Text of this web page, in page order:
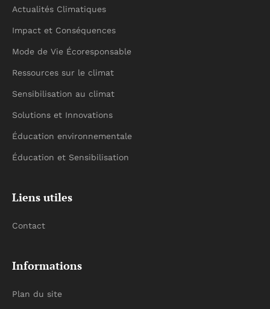
Actualités Climatiques
Impact et Conséquences
Mode de Vie Écoresponsable
Ressources sur le climat
Sensibilisation au climat
Solutions et Innovations
Éducation environnementale
Éducation et Sensibilisation
Liens utiles
Contact
Informations
Plan du site